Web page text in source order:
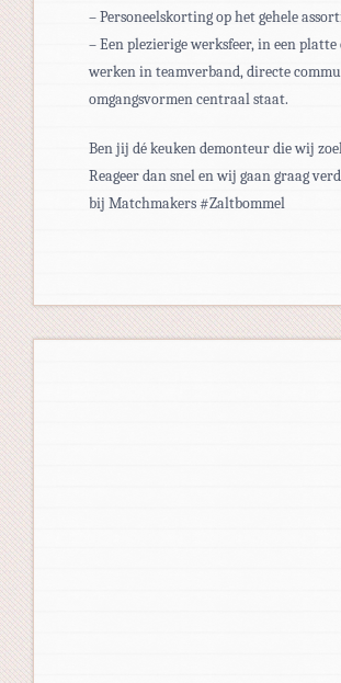
– Personeelskorting op het gehele
– Een plezierige werksfeer, in een
werken in teamverband, directe
omgangsvormen centraal staat.
Ben jij dé keuken demonteur die wij
Reageer dan snel en wij gaan graag
bij Matchmakers #Zaltbommel